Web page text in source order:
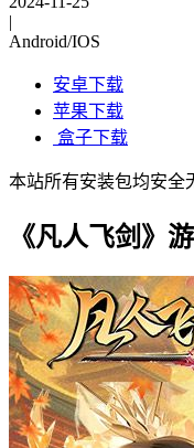
|
Android/IOS
安卓下载
苹果下载
盒子下载
本站所有安装包均安全
《凡人飞剑》